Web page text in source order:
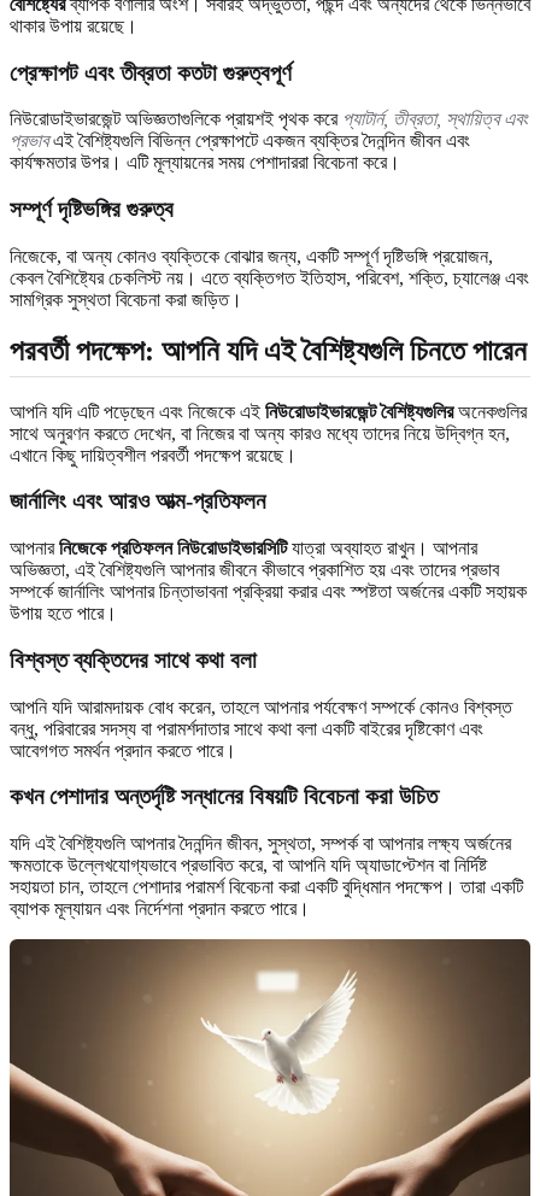
থাকার উপায় রয়েছে।
প্রেক্ষাপট এবং তীব্রতা কতটা গুরুত্বপূর্ণ
নিউরোডাইভারজেন্ট অভিজ্ঞতাগুলিকে প্রায়শই পৃথক করে প্যাটার্ন, তীব্রতা, স্থায়িত্ব এবং
প্রভাবএই বৈশিষ্ট্যগুলি বিভিন্ন প্রেক্ষাপটে একজন ব্যক্তির দৈনন্দিন জীবন এবং
কার্যক্ষমতার উপর। এটি মূল্যায়নের সময় পেশাদাররা বিবেচনা করে।
সম্পূর্ণ দৃষ্টিভঙ্গির গুরুত্ব
নিজেকে, বা অন্য কোনও ব্যক্তিকে বোঝার জন্য, একটি সম্পূর্ণ দৃষ্টিভঙ্গি প্রয়োজন,
কেবল বৈশিষ্ট্যের চেকলিস্ট নয়। এতে ব্যক্তিগত ইতিহাস, পরিবেশ, শক্তি, চ্যালেঞ্জ এবং
সামগ্রিক সুস্থতা বিবেচনা করা জড়িত।
পরবর্তী পদক্ষেপ: আপনি যদি এই বৈশিষ্ট্যগুলি চিনতে পারেন
আপনি যদি এটি পড়েছেন এবং নিজেকে এই নিউরোডাইভারজেন্ট বৈশিষ্ট্যগুলিরঅনেকগুলির
সাথে অনুরণন করতে দেখেন, বা নিজের বা অন্য কারও মধ্যে তাদের নিয়ে উদ্বিগ্ন হন,
এখানে কিছু দায়িত্বশীল পরবর্তী পদক্ষেপ রয়েছে।
জার্নালিং এবং আরও আত্ম-প্রতিফলন
আপনারনিজেকে প্রতিফলন নিউরোডাইভারসিটিযাত্রা অব্যাহত রাখুন। আপনার
অভিজ্ঞতা, এই বৈশিষ্ট্যগুলি আপনার জীবনে কীভাবে প্রকাশিত হয় এবং তাদের প্রভাব
সম্পর্কে জার্নালিং আপনার চিন্তাভাবনা প্রক্রিয়া করার এবং স্পষ্টতা অর্জনের একটি সহায়ক
উপায় হতে পারে।
বিশ্বস্ত ব্যক্তিদের সাথে কথা বলা
আপনি যদি আরামদায়ক বোধ করেন, তাহলে আপনার পর্যবেক্ষণ সম্পর্কে কোনও বিশ্বস্ত
বন্ধু, পরিবারের সদস্য বা পরামর্শদাতার সাথে কথা বলা একটি বাইরের দৃষ্টিকোণ এবং
আবেগগত সমর্থন প্রদান করতে পারে।
কখন পেশাদার অন্তর্দৃষ্টি সন্ধানের বিষয়টি বিবেচনা করা উচিত
যদি এই বৈশিষ্ট্যগুলি আপনার দৈনন্দিন জীবন, সুস্থতা, সম্পর্ক বা আপনার লক্ষ্য অর্জনের
ক্ষমতাকে উল্লেখযোগ্যভাবে প্রভাবিত করে, বা আপনি যদি অ্যাডাপ্টেশন বা নির্দিষ্ট
সহায়তা চান, তাহলে পেশাদার পরামর্শ বিবেচনা করা একটি বুদ্ধিমান পদক্ষেপ। তারা একটি
ব্যাপক মূল্যায়ন এবং নির্দেশনা প্রদান করতে পারে।